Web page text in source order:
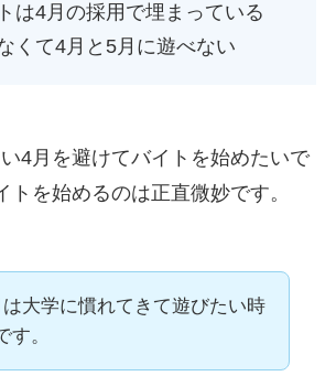
は4月の採用で埋まっている
くて4月と5月に遊べない
4月を避けてバイトを始めたいで
トを始めるのは正直微妙です。
は大学に慣れてきて遊びたい時
す。